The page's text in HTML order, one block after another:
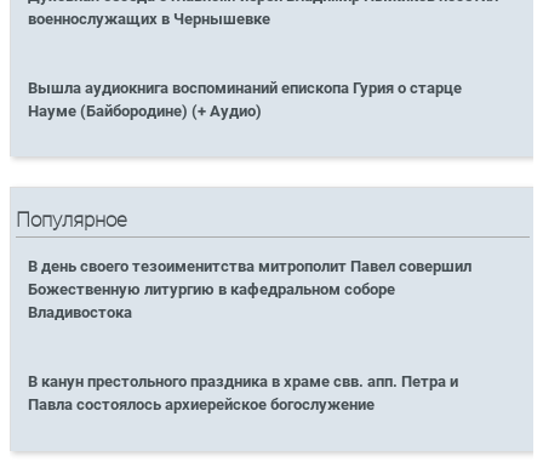
военнослужащих в Чернышевке
Вышла аудиокнига воспоминаний епископа Гурия о старце
Науме (Байбородине) (+ Аудио)
Популярное
В день своего тезоименитства митрополит Павел совершил
Божественную литургию в кафедральном соборе
Владивостока
В канун престольного праздника в храме свв. апп. Петра и
Павла состоялось архиерейское богослужение